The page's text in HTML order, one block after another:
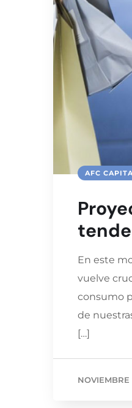
AFC
En este
vuelve
consumo
de
[…]